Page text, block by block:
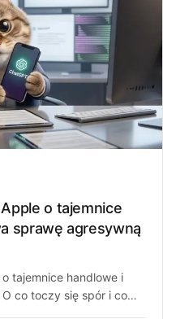
o tajemnice
sprawę agresywną
tajemnice handlowe i
O co toczy się spór i co